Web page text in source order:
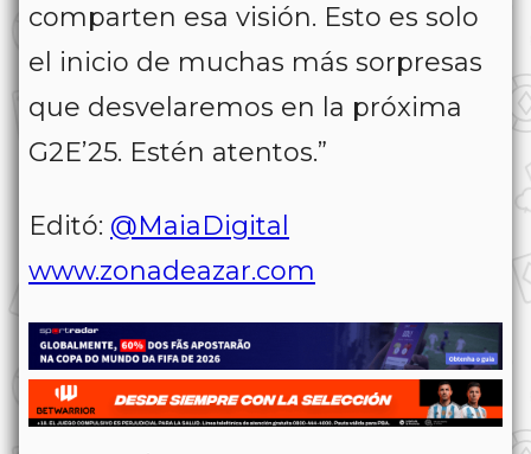
comparten esa visión. Esto es solo
el inicio de muchas más sorpresas
que desvelaremos en la próxima
G2E’25. Estén atentos.”
Editó: @MaiaDigital
www.zonadeazar.com